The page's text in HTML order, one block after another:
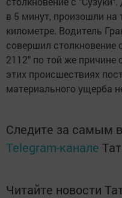
в 5 минут, произошли на
километре. Водитель
совершил столкновение
2112" по той же причине
этих происшествиях
материального ущерба
Следите за самым
Telegram-канале
Читайте новости